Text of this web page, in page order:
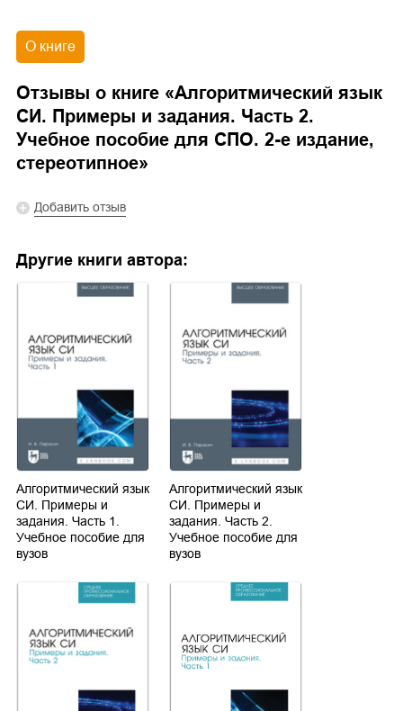
О книге
Отзывы о книге «Алгоритмический язык
СИ. Примеры и задания. Часть 2.
Учебное пособие для СПО. 2-е издание,
стереотипное»
Добавить отзыв
Другие книги автора:
Алгоритмический язык
СИ. Примеры и
задания. Часть 1.
Учебное пособие для
вузов
Алгоритмический язык
СИ. Примеры и
задания. Часть 2.
Учебное пособие для
вузов